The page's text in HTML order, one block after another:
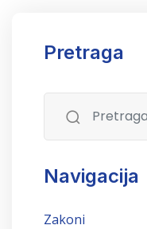
Pretraga
Navigacija
Zakoni